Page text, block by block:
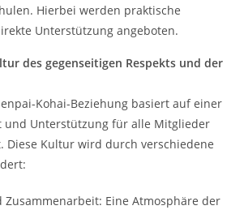
Hierbei werden praktische
Unterstützung angeboten.
des gegenseitigen Respekts und der
Kohai-Beziehung basiert auf einer
und Unterstützung für alle Mitglieder
Diese Kultur wird durch verschiedene
Zusammenarbeit: Eine Atmosphäre der